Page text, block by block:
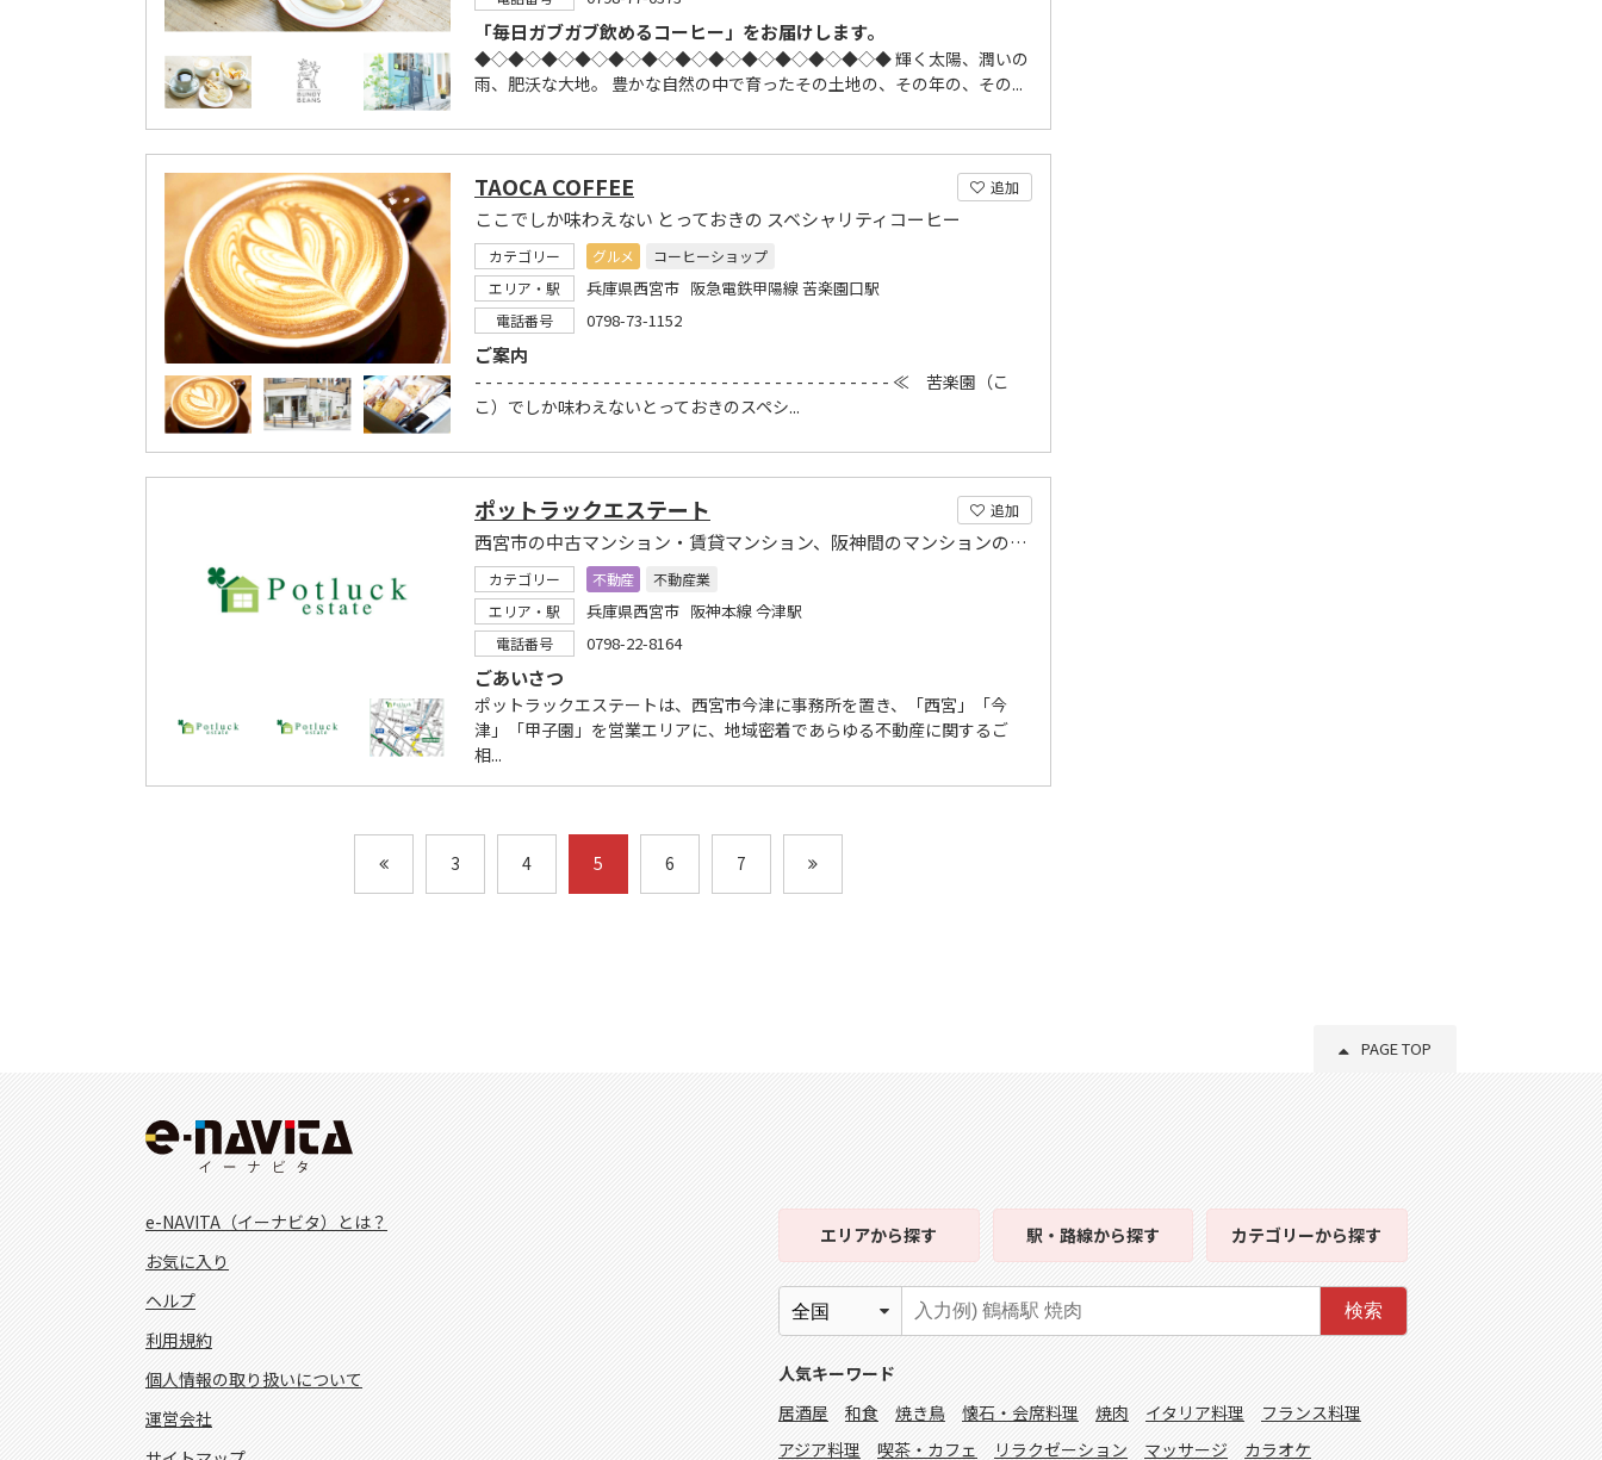
「毎日ガブガブ飲めるコーヒー」をお届けします。
◆◇◆◇◆◇◆◇◆◇◆◇◆◇◆◇◆◇◆◇◆◇◆◇◆ 輝く太陽、潤いの
雨、肥沃な大地。 豊かな自然の中で育ったその土地の、その年の、その...
追加
TAOCA COFFEE
ここでしか味わえない とっておきの スベシャリティコーヒー
カテゴリー グルメ
コーヒーショップ
エリア・駅
兵庫県西宮市 阪急電鉄甲陽線 苦楽園口駅
電話番号 0798-73-1152
ご案内
- - - - - - - - - - - - - - - - - - - - - - - - - - - - - - - - - - - - - - - ≪ 苦楽園（こ
こ）でしか味わえないとっておきのスペシ...
追加
ポットラックエステート
西宮市の中古マンション・賃貸マンション、阪神間のマンションのことなら
カテゴリー 不動産
不動産業
エリア・駅
兵庫県西宮市 阪神本線 今津駅
電話番号 0798-22-8164
ごあいさつ
ポットラックエステートは、西宮市今津に事務所を置き、「西宮」「今
津」「甲子園」を営業エリアに、地域密着であらゆる不動産に関するご
相...
3 4 5 6 7
PAGE TOP
e-NAVITA（イーナビタ）とは？
お気に入り
ヘルプ
利用規約
個人情報の取り扱いについて
運営会社
エリアから探す 駅・路線から探す カテゴリーから探す
検索
人気キーワード
居酒屋
和食 焼き鳥 懐石・会席料理 焼肉 イタリア料理
フランス料理
アジア料理
喫茶・カフェ リラクゼーション マッサージ カラオケ